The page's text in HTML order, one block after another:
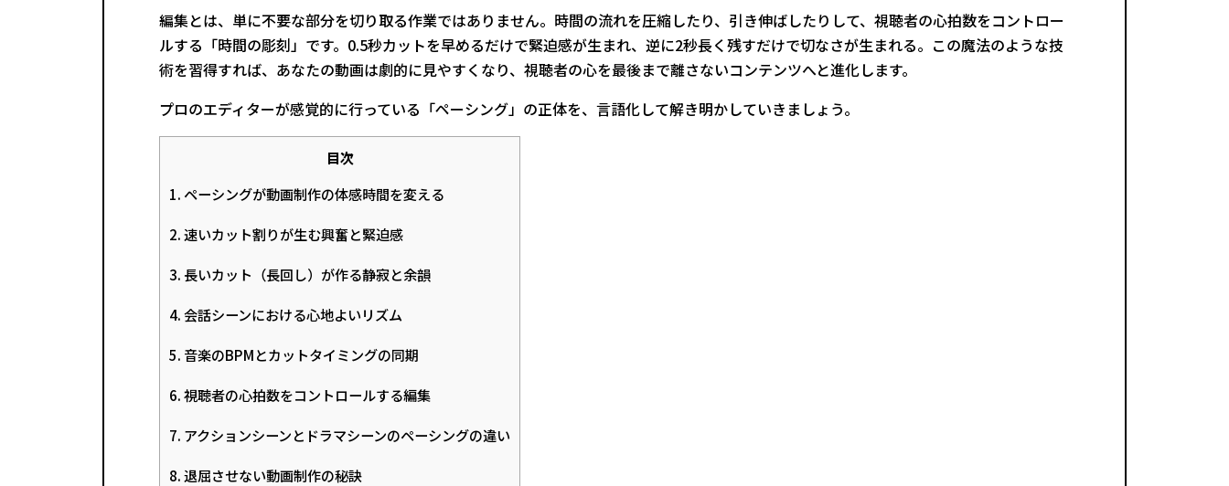
編集とは、単に不要な部分を切り取る作業ではありません。時間の流れを圧縮したり、引き伸ばしたりして、視聴者の心拍数をコントロー
ルする「時間の彫刻」です。0.5秒カットを早めるだけで緊迫感が生まれ、逆に2秒長く残すだけで切なさが生まれる。この魔法のような技
術を習得すれば、あなたの動画は劇的に見やすくなり、視聴者の心を最後まで離さないコンテンツへと進化します。
プロのエディターが感覚的に行っている「ペーシング」の正体を、言語化して解き明かしていきましょう。
目次
1. ペーシングが動画制作の体感時間を変える
2. 速いカット割りが生む興奮と緊迫感
3. 長いカット（長回し）が作る静寂と余韻
4. 会話シーンにおける心地よいリズム
5. 音楽のBPMとカットタイミングの同期
6. 視聴者の心拍数をコントロールする編集
7. アクションシーンとドラマシーンのペーシングの違い
8. 退屈させない動画制作の秘訣